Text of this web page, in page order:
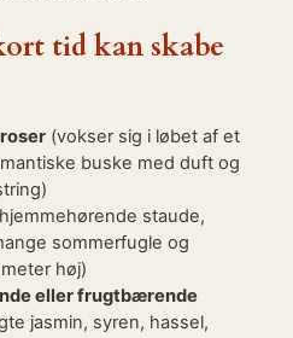
tid kan skabe
(vokser sig i løbet af et
buske med duft og
staude,
sommerfugle og
høj)
eller frugtbærende
jasmin, syren, hassel,